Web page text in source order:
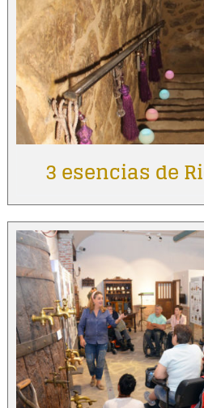
3 esencias de